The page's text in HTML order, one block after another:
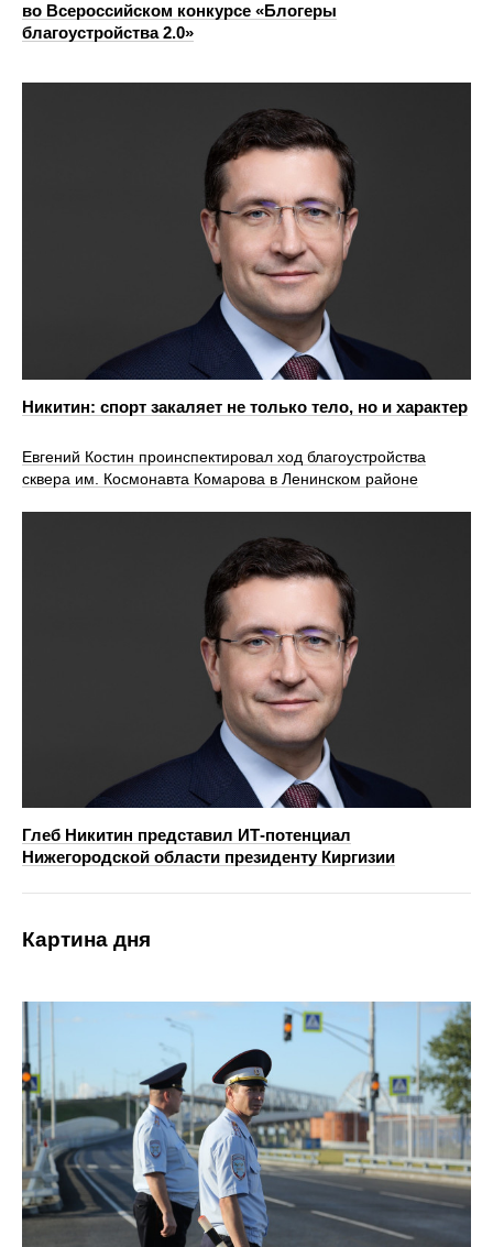
во Всероссийском конкурсе «Блогеры
благоустройства 2.0»
Никитин: спорт закаляет не только тело, но и характер
Евгений Костин проинспектировал ход благоустройства
сквера им. Космонавта Комарова в Ленинском районе
Глеб Никитин представил ИТ-потенциал
Нижегородской области президенту Киргизии
Картина дня